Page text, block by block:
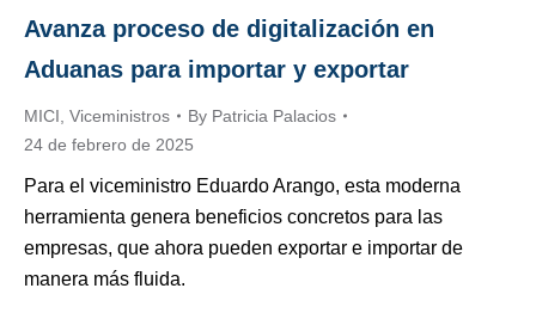
Avanza proceso de digitalización en
Aduanas para importar y exportar
MICI Viceministros By Patricia Palacios
24 de febrero de 2025
Para el viceministro Eduardo Arango, esta moderna
herramienta genera beneficios concretos para las
empresas, que ahora pueden exportar e importar de
manera más fluida.